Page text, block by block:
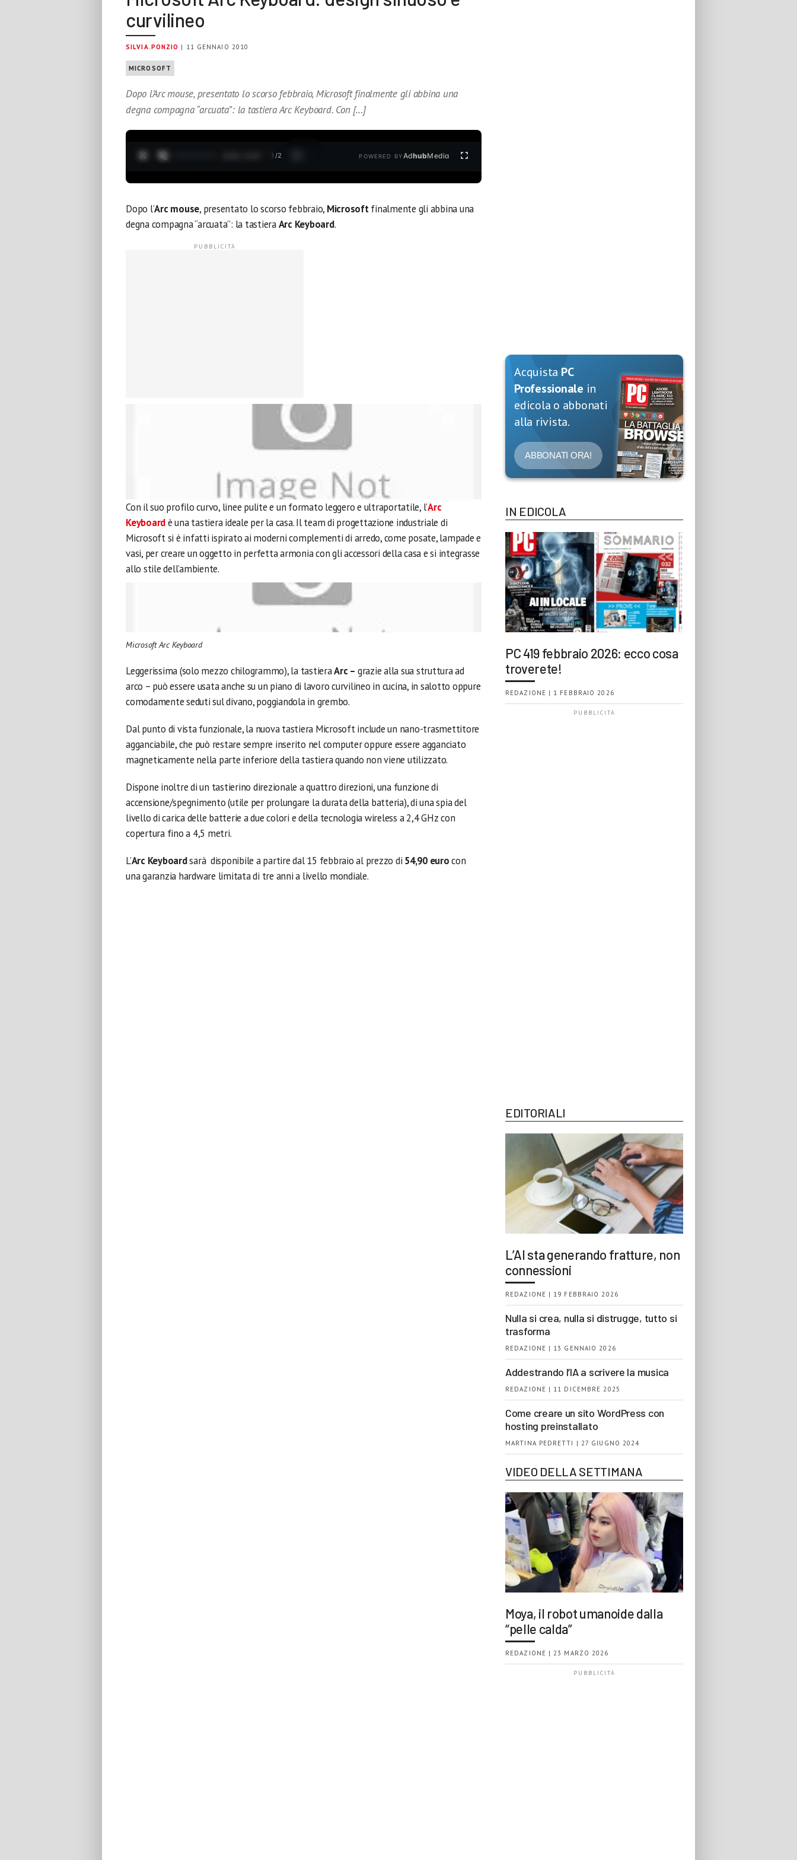
curvilineo
SILVIA.PONZIO | 11 GENNAIO 2010
MICROSOFT
Dopo l’Arc mouse, presentato lo scorso febbraio, Microsoft finalmente gli abbina una
degna compagna “arcuata”: la tastiera Arc Keyboard. Con […]
1 /2 POWERED BYAdhubMedia
Dopo l’Arc mouse, presentato lo scorso febbraio, Microsoftfinalmente gli abbina una
degna compagna “arcuata”: la tastieraArc Keyboard.
Con il suo profilo curvo, linee pulite e un formato leggero e ultraportatile, l’Arc
Keyboardè una tastiera ideale per la casa. Il team di progettazione industriale di
Microsoft si è infatti ispirato ai moderni complementi di arredo, come posate, lampade e
vasi, per creare un oggetto in perfetta armonia con gli accessori della casa e si integrasse
allo stile dell’ambiente.
Microsoft Arc Keyboard
Leggerissima (solo mezzo chilogrammo), la tastieraArc – grazie alla sua struttura ad
arco – può essere usata anche su un piano di lavoro curvilineo in cucina, in salotto oppure
comodamente seduti sul divano, poggiandola in grembo.
Dal punto di vista funzionale, la nuova tastiera Microsoft include un nano-trasmettitore
agganciabile, che può restare sempre inserito nel computer oppure essere agganciato
magneticamente nella parte inferiore della tastiera quando non viene utilizzato.
Dispone inoltre di un tastierino direzionale a quattro direzioni, una funzione di
accensione/spegnimento (utile per prolungare la durata della batteria), di una spia del
livello di carica delle batterie a due colori e della tecnologia wireless a 2,4 GHz con
copertura fino a 4,5 metri.
L’Arc Keyboardsarà disponibile a partire dal 15 febbraio al prezzo di 54,90 eurocon
una garanzia hardware limitata di tre anni a livello mondiale.
Acquista PC
Professionale in
edicola o abbonati
alla rivista.
ABBONATI ORA!
IN EDICOLA
PC 419 febbraio 2026: ecco cosa
troverete!
REDAZIONE | 1 FEBBRAIO 2026
EDITORIALI
L’AI sta generando fratture, non
connessioni
REDAZIONE | 19 FEBBRAIO 2026
Nulla si crea, nulla si distrugge, tutto si
trasforma
REDAZIONE | 13 GENNAIO 2026
Addestrando l’IA a scrivere la musica
REDAZIONE | 11 DICEMBRE 2025
Come creare un sito WordPress con
hosting preinstallato
MARTINA PEDRETTI | 27 GIUGNO 2024
VIDEO DELLA SETTIMANA
Moya, il robot umanoide dalla
“pelle calda”
REDAZIONE | 23 MARZO 2026